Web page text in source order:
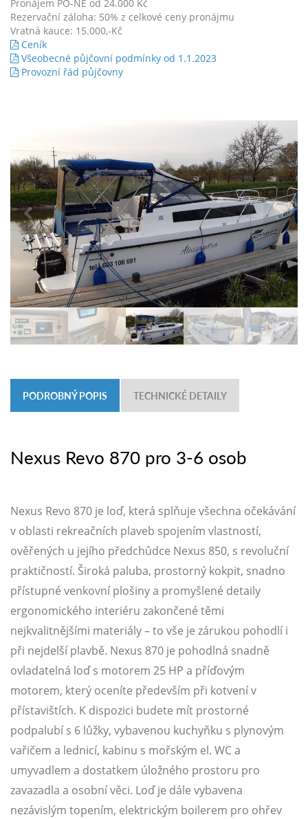
Pronájem PO-NE od 24.000 Kč
Rezervační záloha: 50% z celkové ceny pronájmu
Vratná kauce: 15.000,-Kč
Ceník
Všeobecné půjčovní podmínky od 1.1.2023
Provozní řád půjčovny
PODROBNÝ POPIS TECHNICKÉ DETAILY
Nexus Revo 870 pro 3-6 osob
Nexus Revo 870 je loď, která splňuje všechna očekávání
v oblasti rekreačních plaveb spojením vlastností,
ověřených u jejího předchůdce Nexus 850, s revoluční
praktičností. Široká paluba, prostorný kokpit, snadno
přístupné venkovní plošiny a promyšlené detaily
ergonomického interiéru zakončené těmi
nejkvalitnějšími materiály – to vše je zárukou pohodlí i
při nejdelší plavbě. Nexus 870 je pohodlná snadně
ovladatelná loď s motorem 25 HP a příďovým
motorem, který oceníte především při kotvení v
přístavištích. K dispozici budete mít prostorné
podpalubí s 6 lůžky, vybavenou kuchyňku s plynovým
vařičem a lednicí, kabinu s mořským el. WC a
umyvadlem a dostatkem úložného prostoru pro
zavazadla a osobní věci. Loď je dále vybavena
nezávislým topením, elektrickým boilerem pro ohřev